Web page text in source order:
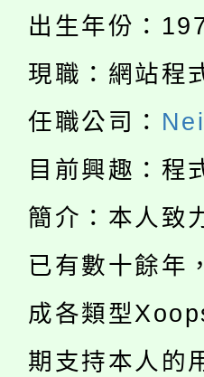
系所師生
展演活動
115年度
義教育推
公告本
代理(課)
「2026
車」活動
桃園市
生本土
公告本
代理(課)
公告本
代理(課)
轉知中
《TA101
轉知苗
出生年份：
現職：網站程
任職公司：
目前興趣：程
簡介：本人致
已有數十餘年
成各類型
期支持本人的